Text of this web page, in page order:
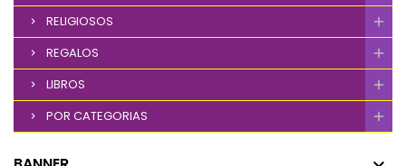
RELIGIOSOS
REGALOS
LIBROS
POR CATEGORIAS